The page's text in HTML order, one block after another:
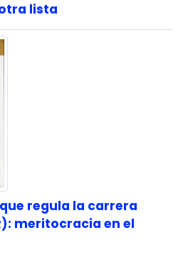
lista
regula la carrera
meritocracia en el